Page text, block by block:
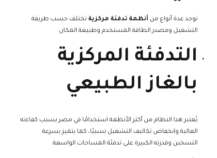
توجد عدة أنواع من أنظمة تدفئة مركزية تختلف حسب طريقة
التشغيل ومصدر الطاقة المستخدم وطبيعة المكان.
التدفئة المركزية
بالغاز الطبيعي
يُعتبر هذا النظام من أكثر الأنظمة استخدامًا في مصر بسبب كفاءته
العالية وانخفاض تكاليف التشغيل نسبيًا، كما يتميز بسرعة
التسخين وقدرته الكبيرة على تدفئة المساحات الواسعة.